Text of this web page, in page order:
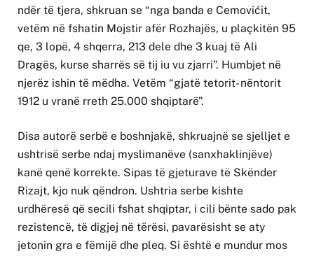
ndër të tjera, shkruan se “nga banda e Cemovićit,
vetëm në fshatin Mojstir afër Rozhajës, u plaçkitën 95
qe, 3 lopë, 4 shqerra, 213 dele dhe 3 kuaj të Ali
Dragës, kurse sharrës së tij iu vu zjarri”. Humbjet në
njerëz ishin të mëdha. Vetëm “gjatë tetorit- nëntorit
1912 u vranë rreth 25.000 shqiptarë”.
Disa autorë serbë e boshnjakë, shkruajnë se sjelljet e
ushtrisë serbe ndaj myslimanëve (sanxhaklinjëve)
kanë qenë korrekte. Sipas të gjeturave të Skënder
Rizajt, kjo nuk qëndron. Ushtria serbe kishte
urdhëresë që secili fshat shqiptar, i cili bënte sado pak
rezistencë, të digjej në tërësi, pavarësisht se aty
jetonin gra e fëmijë dhe pleq. Si është e mundur mos